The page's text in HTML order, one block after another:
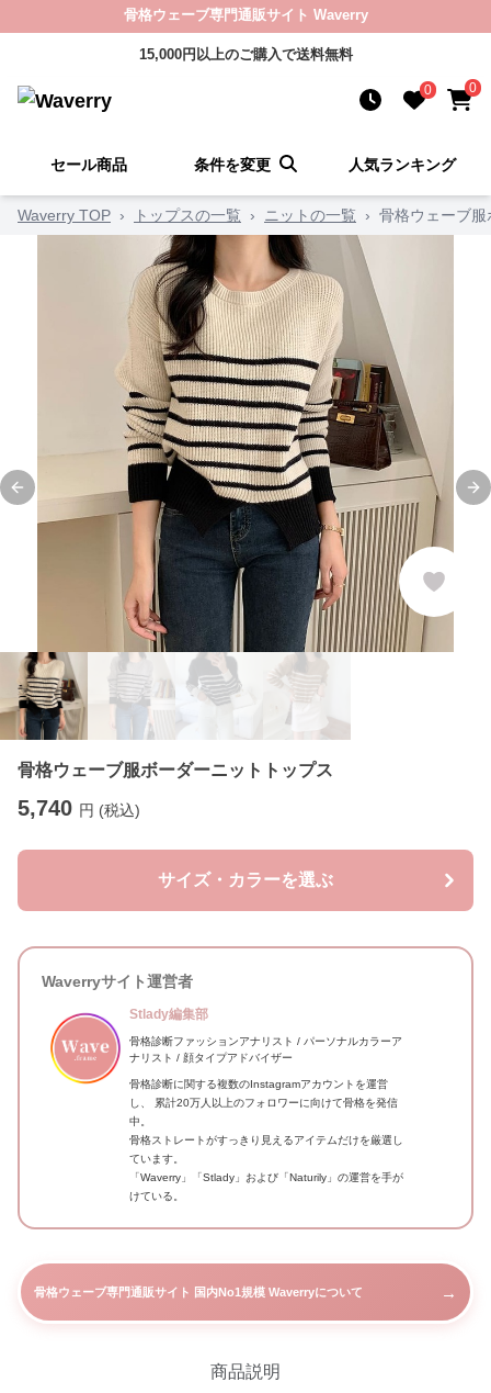
骨格ウェーブ専門通販サイト Waverry
15,000円以上のご購入で送料無料
0 0
セール商品 条件を変更 人気ランキング
Waverry TOP › トップスの一覧 › ニットの一覧 › 骨格ウェーブ
Previous slide
骨格ウェーブ服ボーダーニットトップス
5,740 円 (税込)
サイズ・カラーを選ぶ
Waverryサイト運営者
Stlady編集部
骨格診断ファッションアナリスト / パーソナルカラーア
ナリスト / 顔タイプアドバイザー
骨格診断に関する複数のInstagramアカウントを運営
し、 累計20万人以上のフォロワーに向けて骨格を発信
中。
骨格ストレートがすっきり見えるアイテムだけを厳選し
ています。
「Waverry」「Stlady」および「Naturily」の運営を手が
けている。
骨格ウェーブ専門通販サイト 国内No1規模 Waverryについて →
商品説明